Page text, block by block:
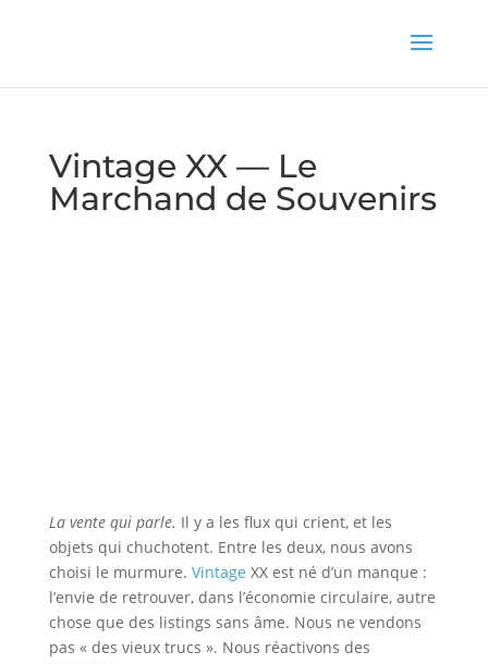
Vintage XX — Le
Marchand de Souvenirs
La vente qui parle. Il y a les flux qui crient, et les
objets qui chuchotent. Entre les deux, nous avons
choisi le murmure. Vintage XX est né d’un manque :
l’envie de retrouver, dans l’économie circulaire, autre
chose que des listings sans âme. Nous ne vendons
pas « des vieux trucs ». Nous réactivons des